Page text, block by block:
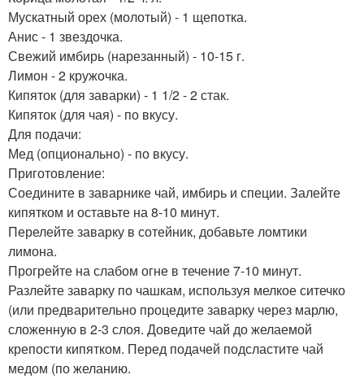
Мускатный орех (молотый) - 1 щепотка.
Анис - 1 звездочка.
Свежий имбирь (нарезанный) - 10-15 г.
Лимон - 2 кружочка.
Кипяток (для заварки) - 1 1/2 - 2 стак.
Кипяток (для чая) - по вкусу.
Для подачи:
Мед (опционально) - по вкусу.
Приготовление:
Соедините в заварнике чай, имбирь и специи. Залейте
кипятком и оставьте на 8-10 минут.
Перелейте заварку в сотейник, добавьте ломтики
лимона.
Прогрейте на слабом огне в течение 7-10 минут.
Разлейте заварку по чашкам, используя мелкое ситечко
(или предварительно процедите заварку через марлю,
сложенную в 2-3 слоя. Доведите чай до желаемой
крепости кипятком. Перед подачей подсластите чай
медом (по желанию.